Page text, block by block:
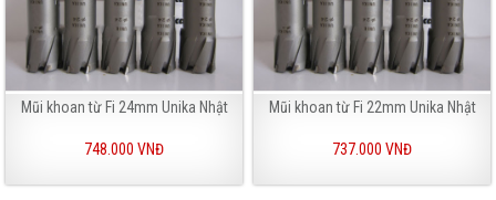
Mũi khoan từ Fi 24mm Unika Nhật
748.000 VNĐ
Mũi khoan từ Fi 22mm Unika Nhật
737.000 VNĐ